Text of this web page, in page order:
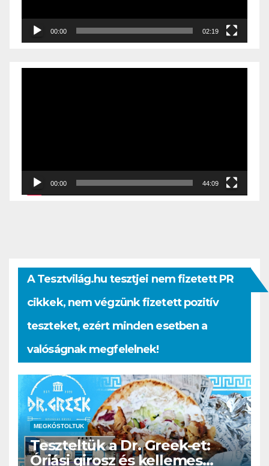
00:00 02:19
00:00 44:09
A Tesztvilág.hu tesztjei nem fizetett PR
cikkek, nem végzünk fizetett pozitív
teszteket, ezért minden esetben a
valóságnak megfelelnek!
MEGKÓSTOLTUK
Teszteltük a Dr. Greek-et:
Óriási girosz és kellemes